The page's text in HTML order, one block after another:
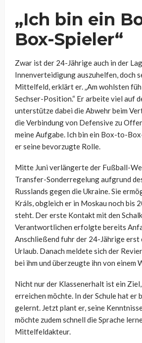
„Ich bin ein
Box-Spieler“
Zwar ist der 24-Jährige auch in der
Innenverteidigung auszuhelfen, doch
Mittelfeld, erklärt er. „Am wohlsten
Sechser-Position.“ Er arbeite viel auf
unterstütze dabei die Abwehr beim
die Verbindung von Defensive zu
meine Aufgabe. Ich bin ein Box-to-
er seine bevorzugte Rolle.
Mitte Juni verlängerte der Fußball-
Transfer-Sonderregelung aufgrund
Russlands gegen die Ukraine. Sie
Králs, obgleich er in Moskau noch bis
steht. Der erste Kontakt mit den
Verantwortlichen erfolgte bereits
Anschließend fuhr der 24-Jährige erst
Urlaub. Danach meldete sich der
bei ihm und überzeugte ihn von einem
Nicht nur der Klassenerhalt ist ein
erreichen möchte. In der Schule hat er
gelernt. Jetzt plant er, seine
möchte zudem schnell die Sprache
Mittelfeldakteur.